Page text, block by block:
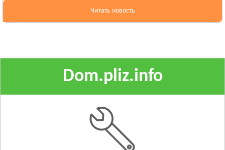
РОВЕНСКАЯ ОБЛАСТЬ
Березно
Смотреть всё
СУМСКАЯ ОБЛАСТЬ
Смотреть всё
ТЕРНОПОЛЬСКАЯ ОБЛАСТЬ
Читать новость
Dom.pliz.info